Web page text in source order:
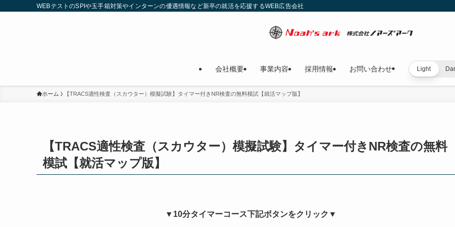
WEBテストのSPIや玉手箱対策やインターンの優遇情報など新卒の就活を応援するWEB広告会社
会社概要 事業内容 採用情報 お問い合わせ Light
ホーム 【TRACS適性検査（スカウター）模擬試験】タイマー付きNR検査の無料模試【就活マップ版】
【TRACS適性検査（スカウター）模擬試験】タイマー付きNR検査の無料
模試【就活マップ版】
▼10分タイマーコース下記ボタンをクリック▼